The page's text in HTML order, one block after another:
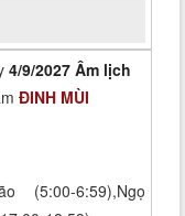
4/9/2027 Âm lịch
ĐINH MÙI
(5:00-6:59),Ngọ